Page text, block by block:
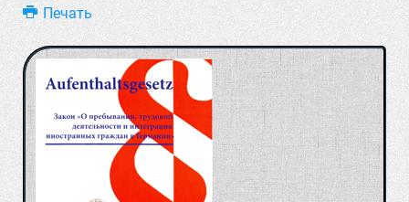
Печать